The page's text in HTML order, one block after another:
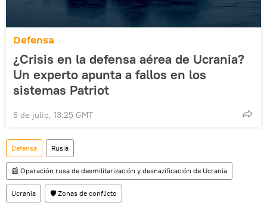
Defensa
¿Crisis en la defensa aérea de Ucrania?
Un experto apunta a fallos en los
sistemas Patriot
6 de julio, 13:25 GMT
Defensa Rusia
📰 Operación rusa de desmilitarización y desnazificación de Ucrania
Ucrania 🛡️ Zonas de conflicto